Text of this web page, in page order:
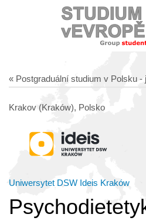
« Postgraduální studium v Polsku -
Krakov (Kraków), Polsko
Uniwersytet DSW Ideis Kraków